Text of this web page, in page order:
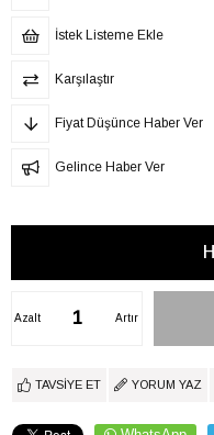
İstek Listeme Ekle
Karşılaştır
Fiyat Düşünce Haber Ver
Gelince Haber Ver
Artır
Azalt
TAVSIYE ET YORUM YAZ